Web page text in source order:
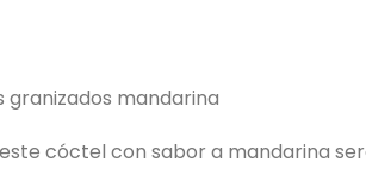
cóctel con sabor a mandarina